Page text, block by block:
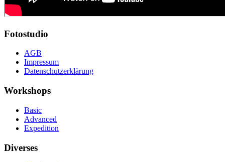
Fotostudio
AGB
Impressum
Datenschutzerklärung
Workshops
Basic
Advanced
Expedition
Diverses